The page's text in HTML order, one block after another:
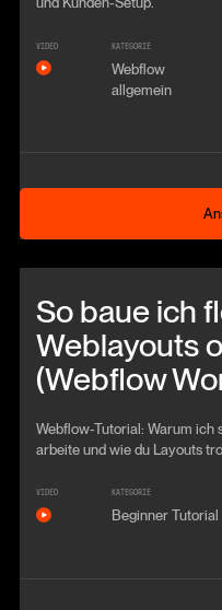
VIDEO KATEGORIE
Webflow
allgemein
Anschauen
So baue ich
Weblayouts
(Webflow
Webflow-Tutorial: Warum ich
arbeite und wie du Layouts
VIDEO KATEGORIE
Beginner Tutorial